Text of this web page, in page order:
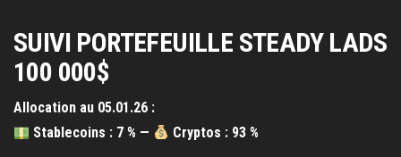
SUIVI PORTEFEUILLE STEADY LADS
100 000$
Allocation au 05.01.26 :
Stablecoins : 7 % —
Cryptos : 93 %